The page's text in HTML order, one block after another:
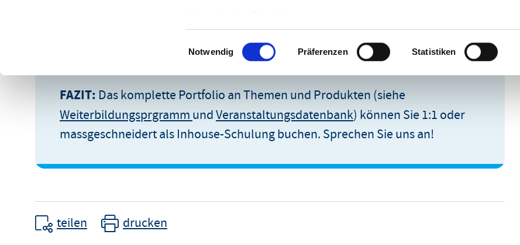
Ohne Marketing-Cookies können Sie keine eingebundenen YouTube-Videos sehen.
Notwendig Präferenzen Statistiken
FAZIT: Das komplette Portfolio an Themen und Produkten (siehe
Weiterbildungsprgramm undVeranstaltungsdatenbank) können Sie 1:1 oder
massgeschneidert als Inhouse-Schulung buchen. Sprechen Sie uns an!
teilen drucken